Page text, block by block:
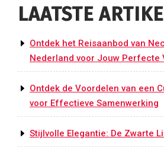
LAATSTE
Ontdek het Reisaanbod van
Nederland voor Jouw Perfecte
Ontdek de Voordelen van een
voor Effectieve Samenwerking
Stijlvolle Elegantie: De Zwarte